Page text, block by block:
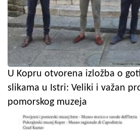
U Kopru otvorena izložba o
slikama u Istri: Veliki i važan
pomorskog muzeja